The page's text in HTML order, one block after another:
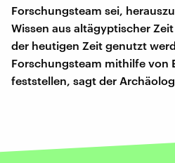
Forschungsteam sei,
Wissen aus altägyptischer
der heutigen Zeit genutzt
Forschungsteam mithilfe von
feststellen, sagt der